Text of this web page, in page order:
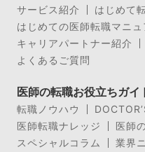
サービス紹介
はじめて
はじめての医師転職マニュ
キャリアパートナー紹介
よくあるご質問
医師の転職お役立ちガイ
転職ノウハウ
医師転職ナレッジ
医師
スペシャルコラム
業界